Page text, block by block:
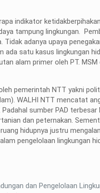
indikator ketidakberpihakan
tampung lingkungan.
adanya upaya
ada satu kasus lingkungan
alam primer oleh PT. MSM
pemerintah NTT yakni
WALHI NTT mencatat
sumber PAD terbesar
dan peternakan.
hidupnya justru
pengelolaan lingkungan
dan Pengelolaan